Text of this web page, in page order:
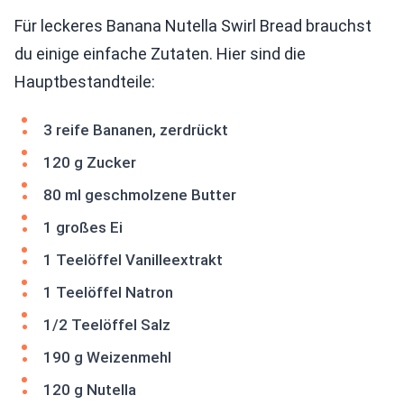
Für leckeres Banana Nutella Swirl Bread brauchst
du einige einfache Zutaten. Hier sind die
Hauptbestandteile:
3 reife Bananen, zerdrückt
120 g Zucker
80 ml geschmolzene Butter
1 großes Ei
1 Teelöffel Vanilleextrakt
1 Teelöffel Natron
1/2 Teelöffel Salz
190 g Weizenmehl
120 g Nutella